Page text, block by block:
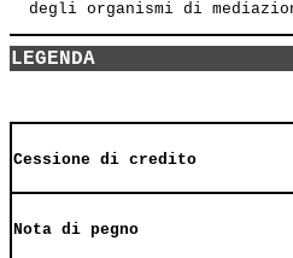
LEGENDA
Cessione di credito
Nota di pegno